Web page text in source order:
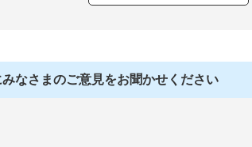
なさまのご意見をお聞かせください